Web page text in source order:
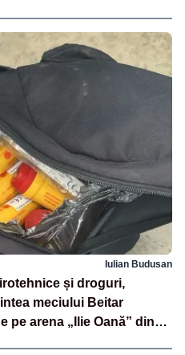
Iulian Budusan
și droguri,
meciului Beitar
pe arena „Ilie Oană” din